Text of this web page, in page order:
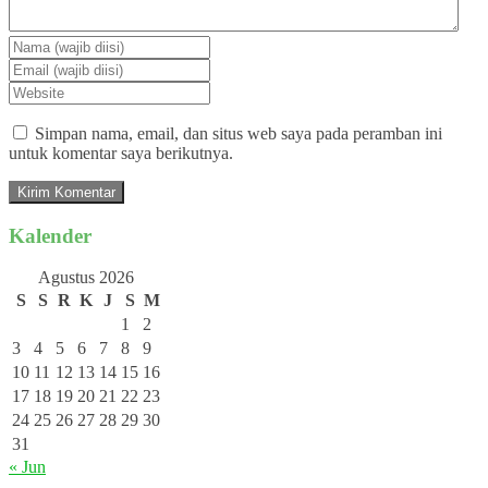
Simpan nama, email, dan situs web saya pada peramban ini
untuk komentar saya berikutnya.
Kalender
Agustus 2026
S
S R K J S M
1
2
3
4 5 6 7 8
9
10 11 12 13 14 15 16
17 18 19 20 21 22 23
24 25 26 27 28 29 30
31
« Jun